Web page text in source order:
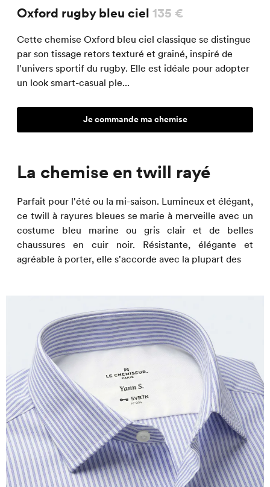
Oxford rugby bleu ciel 135 €
Cette chemise Oxford bleu ciel classique se distingue
par son tissage retors texturé et grainé, inspiré de
l'univers sportif du rugby. Elle est idéale pour adopter
un look smart-casual ple...
Je commande ma chemise
La chemise en twill rayé
Parfait pour l'été ou la mi-saison. Lumineux et élégant,
ce twill à rayures bleues se marie à merveille avec un
costume bleu marine ou gris clair et de belles
chaussures en cuir noir. Résistante, élégante et
agréable à porter, elle s'accorde avec la plupart des